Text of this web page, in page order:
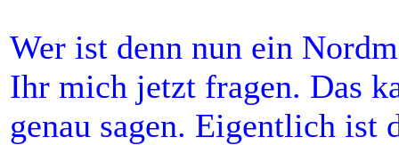
Wer ist denn nun ein
Ihr mich jetzt fragen. Das
genau sagen. Eigentlich ist